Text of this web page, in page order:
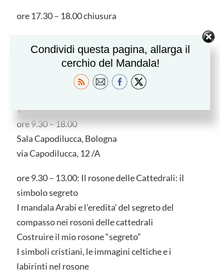
ore 17.30 – 18.00 chiusura
Durante la giornata sono previste delle pause per
recuperare energie e concentrazione
“Il mandala tra Oriente e Occidente: Il Rosone”
19 Marzo 2011
ore 9.30 – 18.00
Sala Capodilucca, Bologna
via Capodilucca, 12 /A
ore 9.30 – 13.00: Il rosone delle Cattedrali: il
simbolo segreto
I mandala Arabi e l’eredita’ del segreto del
compasso nei rosoni delle cattedrali
Costruire il mio rosone “segreto”
I simboli cristiani, le immagini celtiche e i
labirinti nel rosone
Condividi questa pagina, allarga il
cerchio del Mandala!